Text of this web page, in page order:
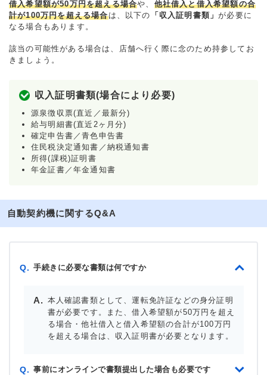
借入希望額が50万円を超える場合や、 他社借入と借入希望額の合
計が100万円を超える場合は、以下の 「収入証明書類」が必要に
なる場合もあります。
該当の可能性がある場合は、店舗へ行く際に念のため持参してお
きましょう。
収入証明書類(場合により必要)
源泉徴収票(直近／最新分)
給与明細書(直近2ヶ月分)
確定申告書／青色申告書
住民税決定通知書／納税通知書
所得(課税)証明書
年金証書／年金通知書
自動契約機に関するQ&A
Q. 手続きに必要な書類は何ですか
本人確認書類として、運転免許証などの身分証明
書が必要です。また、借入希望額が50万円を超え
る場合・他社借入と借入希望額の合計が100万円
を超える場合は、収入証明書が必要となります。
Q. 事前にオンラインで書類提出した場合も必要です